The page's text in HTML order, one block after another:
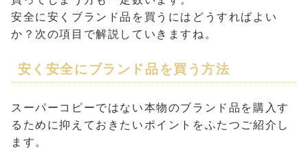
安全に安くブランド品を買うにはどうすればよい
か？次の項目で解説していきますね。
安く安全にブランド品を買う方法
スーパーコピーではない本物のブランド品を購入す
るために抑えておきたいポイントをふたつご紹介し
ます。